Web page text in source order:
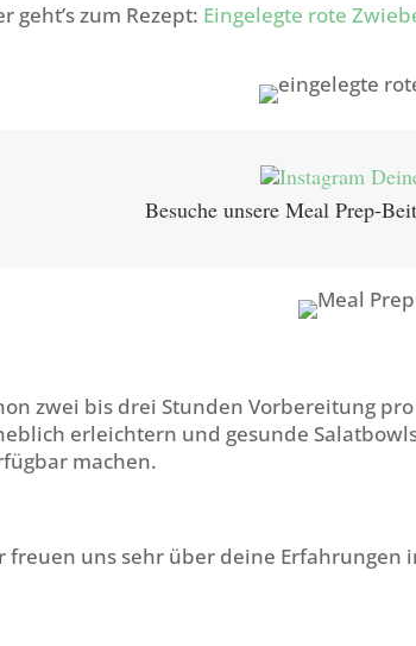
geht’s zum Rezept: Eingelegte rote
Besuche unsere Meal Prep-
zwei bis drei Stunden Vorbereitung
erleichtern und gesunde
machen.
freuen uns sehr über deine Erfahrungen